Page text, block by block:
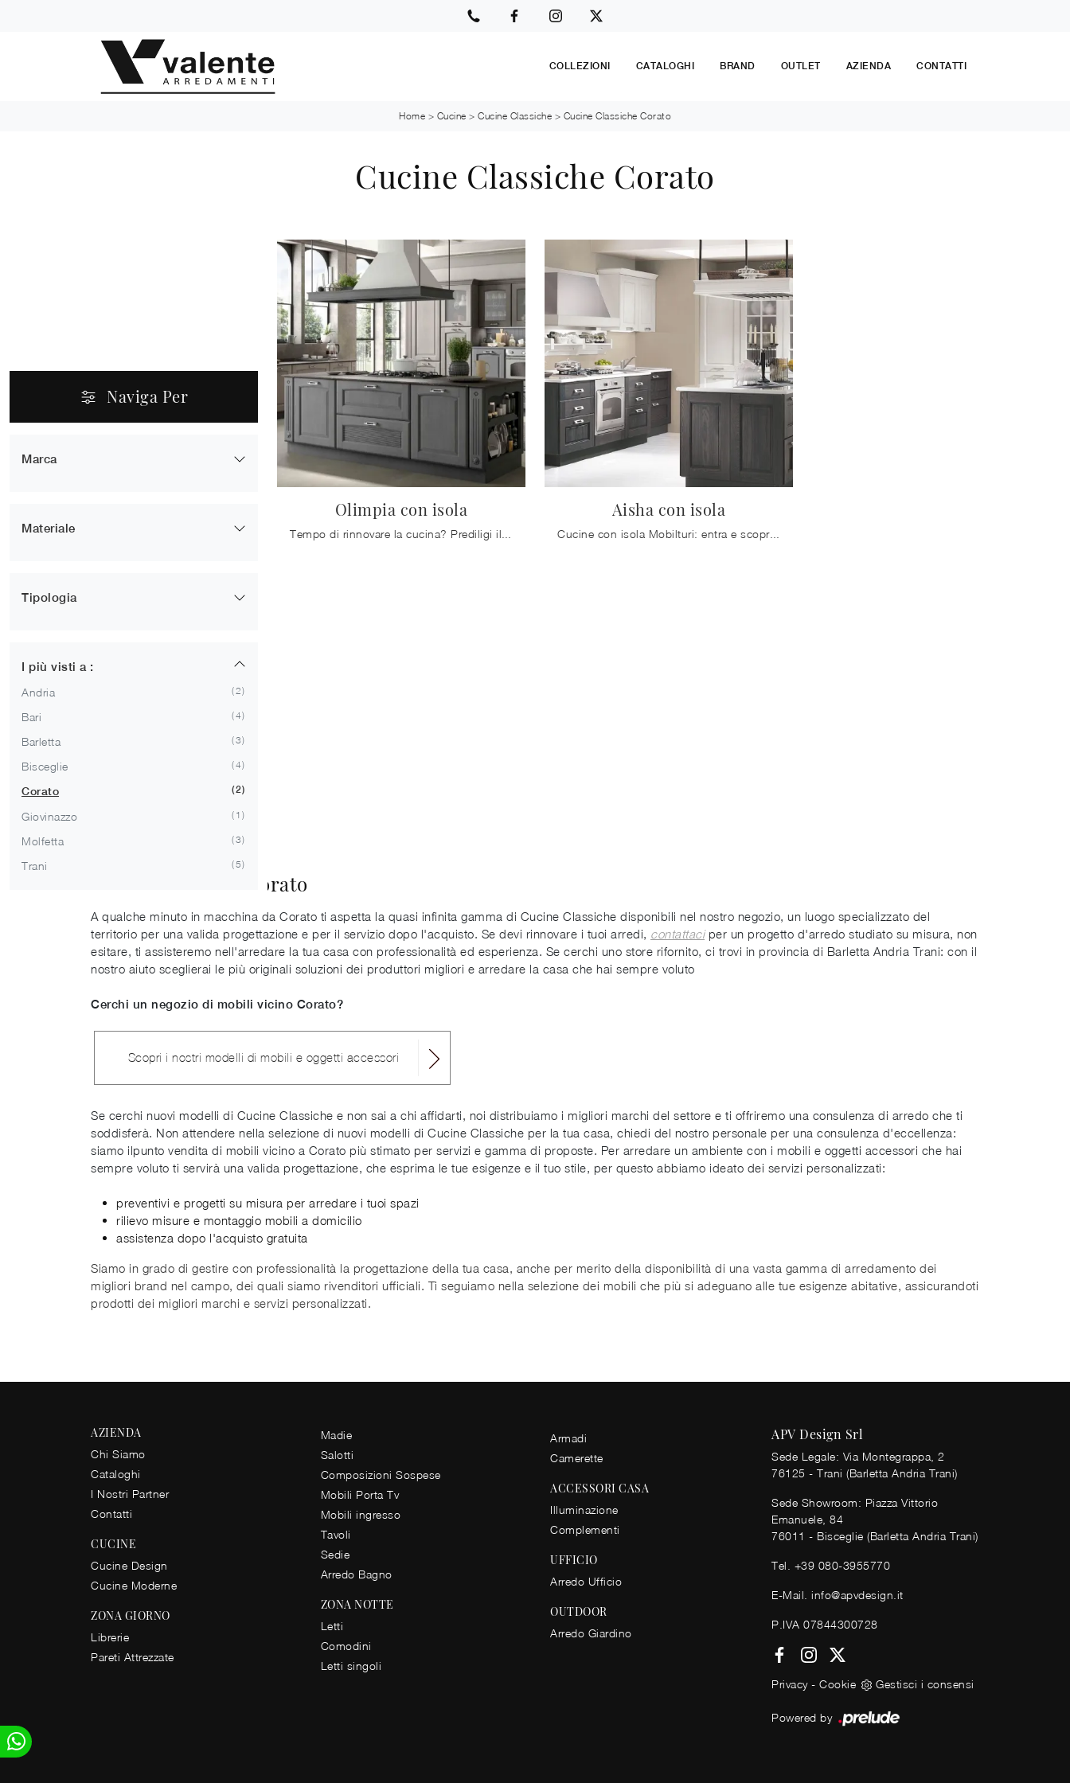
COLLEZIONI CATALOGHI BRAND OUTLET AZIENDA CONTATTI
Home > Cucine > Cucine Classiche > Cucine Classiche Corato
Cucine Classiche Corato
Naviga Per
Marca
Materiale
Tipologia
Con Penisola 1
In Linea 1
I più visti a :
Andria
2
Bari 4
Barletta 3
Bisceglie 4
Corato 2
Giovinazzo 1
Molfetta 3
Trani 5
Olimpia con isola Aisha con isola
Cucine con isola Mobilturi: entra e scopri un mondo di design e contenuto estetico! La cucina classica Aisha con isola ti aspetta.
Cucine classiche Corato
A qualche minuto in macchina da Corato ti aspetta la quasi infinita gamma di Cucine Classiche disponibili nel nostro negozio, un luogo specializzato del
territorio per una valida progettazione e per il servizio dopo l'acquisto. Se devi rinnovare i tuoi arredi, contattaciper un progetto d'arredo studiato su misura, non
esitare, ti assisteremo nell'arredare la tua casa con professionalità ed esperienza. Se cerchi uno store rifornito, ci trovi in provincia di Barletta Andria Trani: con il
nostro aiuto sceglierai le più originali soluzioni dei produttori migliori e arredare la casa che hai sempre voluto
Cerchi un negozio di mobili vicino Corato?
Scopri i nostri modelli di mobili e oggetti accessori
Se cerchi nuovi modelli di Cucine Classiche e non sai a chi affidarti, noi distribuiamo i migliori marchi del settore e ti offriremo una consulenza di arredo che ti
soddisferà. Non attendere nella selezione di nuovi modelli di Cucine Classiche per la tua casa, chiedi del nostro personale per una consulenza d'eccellenza:
siamo ilpunto vendita di mobili vicino a Corato più stimato per servizi e gamma di proposte. Per arredare un ambiente con i mobili e oggetti accessori che hai
sempre voluto ti servirà una valida progettazione, che esprima le tue esigenze e il tuo stile, per questo abbiamo ideato dei servizi personalizzati:
preventivi e progetti su misura per arredare i tuoi spazi
rilievo misure e montaggio mobili a domicilio
assistenza dopo l'acquisto gratuita
Siamo in grado di gestire con professionalità la progettazione della tua casa, anche per merito della disponibilità di una vasta gamma di arredamento dei
migliori brand nel campo, dei quali siamo rivenditori ufficiali. Ti seguiamo nella selezione dei mobili che più si adeguano alle tue esigenze abitative, assicurandoti
prodotti dei migliori marchi e servizi personalizzati.
AZIENDA
Chi Siamo
Cataloghi
I Nostri Partner
Contatti
CUCINE
Cucine Design
Cucine Moderne
ZONA GIORNO
Librerie
Pareti Attrezzate
Madie
Salotti
Composizioni Sospese
Mobili Porta Tv
Mobili ingresso
Tavoli
Sedie
Arredo Bagno
ZONA NOTTE
Letti
Comodini
Letti singoli
Armadi
Camerette
ACCESSORI CASA
Illuminazione
Complementi
UFFICIO
Arredo Ufficio
OUTDOOR
Arredo Giardino
APV Design Srl
Sede Legale: Via Montegrappa, 2
76125 - Trani (Barletta Andria Trani)
Sede Showroom: Piazza Vittorio
Emanuele, 84
76011 - Bisceglie (Barletta Andria Trani)
Tel. +39 080-3955770
E-Mail. info@apvdesign.it
P.IVA 07844300728
Privacy- Cookie Gestisci i consensi
Powered by